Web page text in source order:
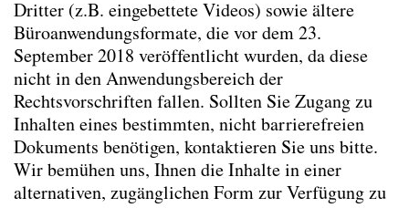
Dritter (z.B. eingebettete Videos) sowie ältere
Büroanwendungsformate, die vor dem 23.
September 2018 veröffentlicht wurden, da diese
nicht in den Anwendungsbereich der
Rechtsvorschriften fallen. Sollten Sie Zugang zu
Inhalten eines bestimmten, nicht barrierefreien
Dokuments benötigen, kontaktieren Sie uns bitte.
Wir bemühen uns, Ihnen die Inhalte in einer
alternativen, zugänglichen Form zur Verfügung zu
Das Urheberrecht liegt bei der TU Wien —
Forschungsbereich für Landschaftsarchitektur und
Landschaftsplanung, bzw. den jeweiligen
Autor*innen.
Barrierefreiheitserklärung